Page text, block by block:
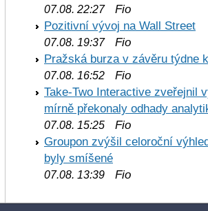
07.08. 22:27Fio
Pozitivní vývoj na Wall Street
07.08. 19:37Fio
Pražská burza v závěru týdne
07.08. 16:52 Fio
Take-Two Interactive zveřejnil
mírně překonaly odhady
07.08. 15:25 Fio
Groupon zvýšil celoroční
byly smíšené
07.08. 13:39 Fio